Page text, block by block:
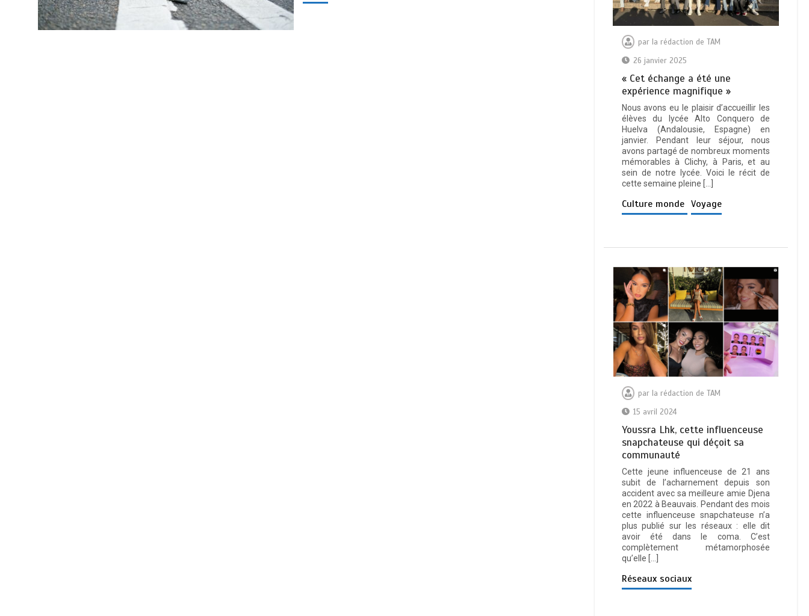
par la rédaction de TAM
26 janvier 2025
« Cet échange a été une
expérience magnifique »
Nous avons eu le plaisir d’accueillir les
élèves du lycée Alto Conquero de
Huelva (Andalousie, Espagne) en
janvier. Pendant leur séjour, nous
avons partagé de nombreux moments
mémorables à Clichy, à Paris, et au
sein de notre lycée. Voici le récit de
cette semaine pleine […]
Culture monde Voyage
par la rédaction de TAM
15 avril 2024
Youssra Lhk, cette influenceuse
snapchateuse qui déçoit sa
communauté
Cette jeune influenceuse de 21 ans
subit de l’acharnement depuis son
accident avec sa meilleure amie Djena
en 2022 à Beauvais. Pendant des mois
cette influenceuse snapchateuse n’a
plus publié sur les réseaux : elle dit
avoir été dans le coma. C’est
complètement métamorphosée
qu’elle […]
Réseaux sociaux